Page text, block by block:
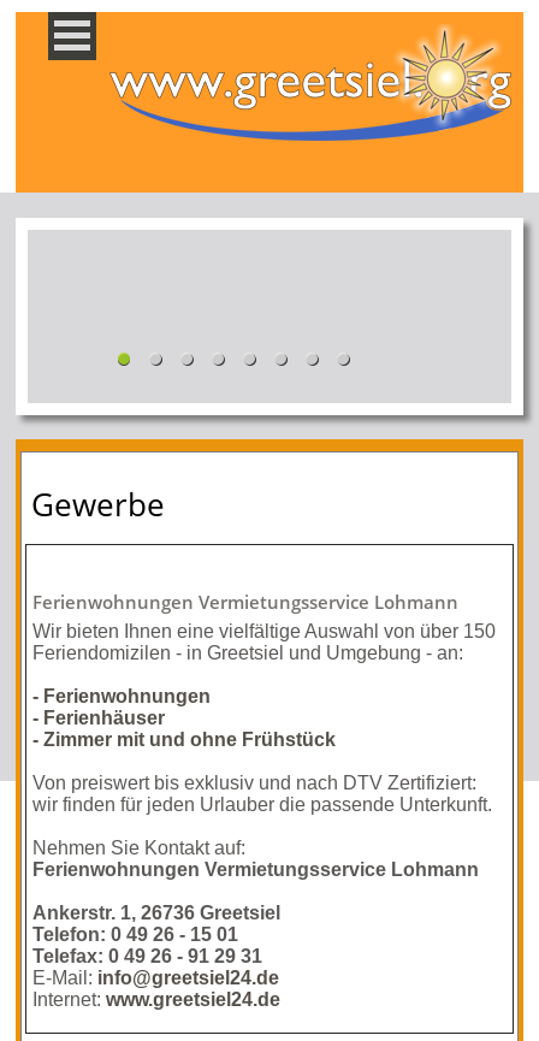
Gewerbe
Ferienwohnungen Vermietungsservice Lohmann
Wir bieten Ihnen eine vielfältige Auswahl von über 150
Feriendomizilen - in Greetsiel und Umgebung - an:
- Ferienwohnungen
- Ferienhäuser
- Zimmer mit und ohne Frühstück
Von preiswert bis exklusiv und nach DTV Zertifiziert:
wir finden für jeden Urlauber die passende Unterkunft.
Nehmen Sie Kontakt auf:
Ferienwohnungen Vermietungsservice Lohmann
Ankerstr. 1, 26736 Greetsiel
Telefon: 0 49 26 - 15 01
Telefax: 0 49 26 - 91 29 31
E-Mail: info@greetsiel24.de
Internet:www.greetsiel24.de